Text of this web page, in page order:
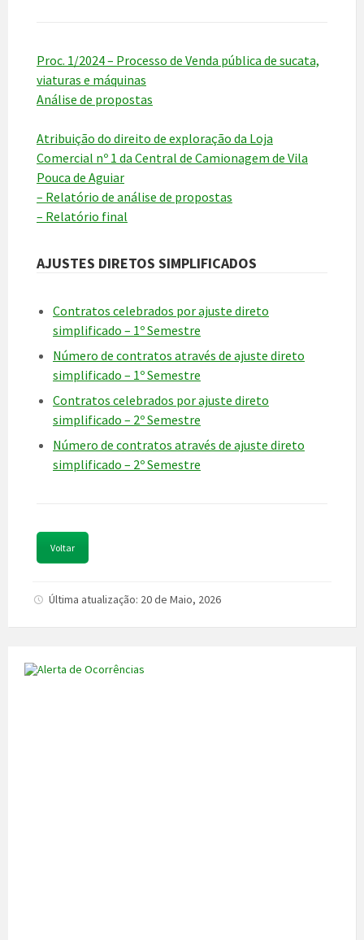
Proc. 1/2024 – Processo de Venda pública de sucata,
viaturas e máquinas
Análise de propostas
Atribuição do direito de exploração da Loja
Comercial nº 1 da Central de Camionagem de Vila
Pouca de Aguiar
– Relatório de análise de propostas
– Relatório final
AJUSTES DIRETOS SIMPLIFICADOS
Contratos celebrados por ajuste direto
simplificado – 1º Semestre
Número de contratos através de ajuste direto
simplificado – 1º Semestre
Contratos celebrados por ajuste direto
simplificado – 2º Semestre
Número de contratos através de ajuste direto
simplificado – 2º Semestre
Voltar
Última atualização: 20 de Maio, 2026